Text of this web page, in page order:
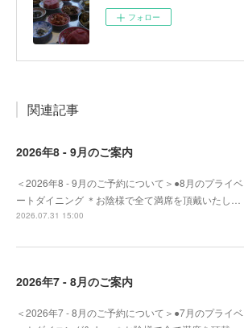
フォロー
関連記事
2026年8 - 9月のご案内
＜2026年8 - 9月のご予約について＞●8月のプライベ
ートダイニング ＊お陰様で全て満席を頂戴いたし…
2026.07.31 15:00
2026年7 - 8月のご案内
＜2026年7 - 8月のご予約について＞●7月のプライベ